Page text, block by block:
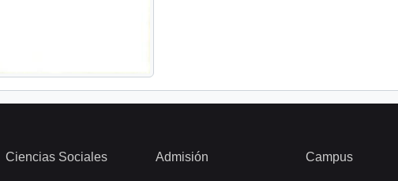
Ciencias Sociales Admisión Campus